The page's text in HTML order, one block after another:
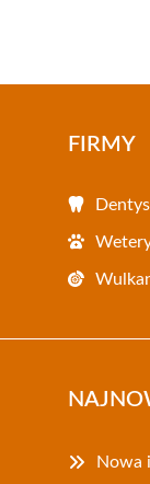
FIRMY
Nowa